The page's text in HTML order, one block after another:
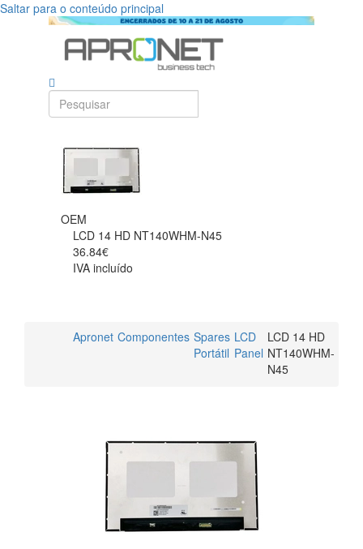
Saltar para o conteúdo principal
OEM
LCD 14 HD NT140WHM-N45
36.84€
IVA incluído
Apronet Componentes Spares
Portátil
LCD
Panel
LCD 14 HD
NT140WHM-
N45